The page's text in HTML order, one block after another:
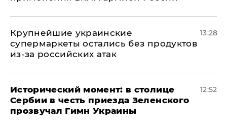
Крупнейшие украинские
супермаркеты остались без продуктов
из-за российских атак
13:28
Исторический момент: в столице
Сербии в честь приезда Зеленского
прозвучал Гимн Украины
12:52